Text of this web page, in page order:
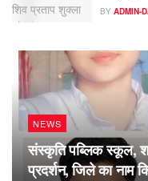
BY ADMIN-
NEWS
संस्कृति पब्लिक स्कूल,
प्रदर्शन, जिले का नाम